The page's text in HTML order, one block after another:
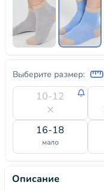
Выберите размер:
10-12
16-18
мало
Описание